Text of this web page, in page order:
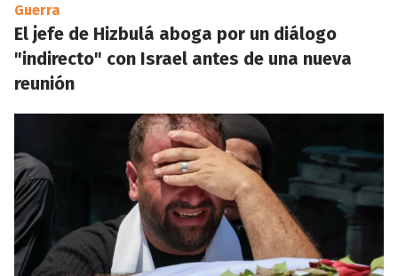
Guerra
El jefe de Hizbulá aboga por un diálogo
"indirecto" con Israel antes de una nueva
reunión